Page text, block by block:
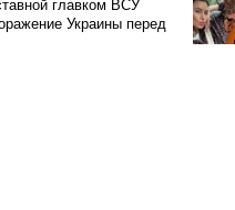
главком ВСУ
Украины перед